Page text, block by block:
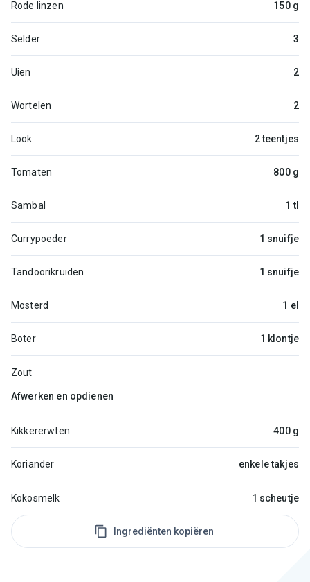
Rode linzen 150 g
Selder 3
Uien 2
Wortelen 2
Look 2 teentjes
Tomaten 800 g
Sambal 1 tl
Currypoeder 1 snuifje
Tandoorikruiden 1 snuifje
Mosterd 1 el
Boter 1 klontje
Zout
Afwerken en opdienen
Kikkererwten 400 g
Koriander enkele takjes
Kokosmelk 1 scheutje
Ingrediënten kopiëren